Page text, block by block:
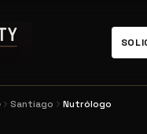
Santiago Nutrólogo